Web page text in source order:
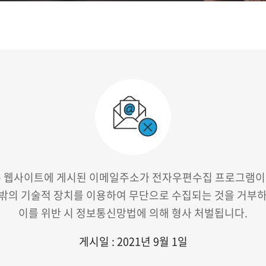
웹사이트에 게시된 이메일주소가 전자우편수집 프로그램
의 기술적 장치를 이용하여 무단으로 수집되는 것을 거부
이를 위반 시 정보통신망법에 의해 형사 처벌됩니다.
게시일 : 2021년 9월 1일